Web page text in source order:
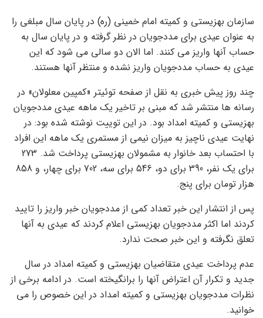
سازمان بهزیستی و کمیته امام خمینی (ره) در پایان سال مبلغی را
به عنوان عیدی برای مددجویان در نظر گرفته و در پایان سال به
حساب آنها واریز می کنند. اما الان دو سالی می شود که این
عیدی به حساب مددجویان واریز نشده و منتظر آنها هستند.
چند روز پیش خبری به نقل از صفحه توئیتر «کمپین معلولان» در
رسانه ها منتشر شد که مبنی بر تاخیر یک ماهه عیدی مددجویان
بهزیستی و کمیته امداد بود. در این توییت نوشته شده بود: در
نهایت عیدی ناچیز به میزان نیمی از مستمری یک ماهه این افراد
با احتساب بعد خانوار به مشمولان بهزیستی پرداخت شد. 273
برای یک نفر، 390 برای دو، 546 برای سه، 702 برای چهار، و 858
هزار تومان برای پنج.
پس از انتشار این خبر تعداد کمی از مددجویان خبر واریز را تایید
کردند اما اکثر مددجویان بهزیستی اعلام کردند که عیدی به آنها
تعلق نگرفته و این خبر صحت ندارد.
عدم پرداخت عیدی متقاضیان بهزیستی و کمیته امداد در سال
جدید و تکرار آن اعتراض آنها را برانگیخته است. در ادامه برخی از
نظرات مددجویان بهزیستی و کمیته امداد در این خصوص را می
خوانید.